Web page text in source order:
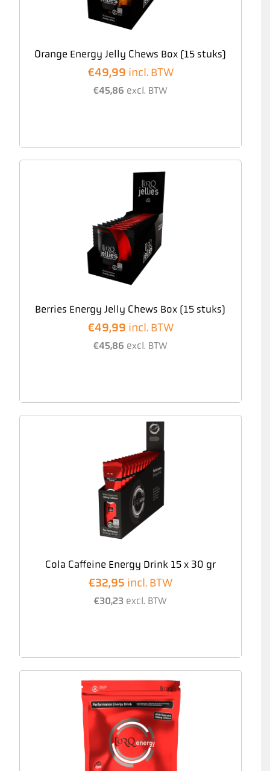
Orange Energy Jelly Chews Box (15 stuks)
€49,99 incl. BTW
€45,86 excl. BTW
Berries Energy Jelly Chews Box (15 stuks)
€49,99 incl. BTW
€45,86 excl. BTW
Cola Caffeine Energy Drink 15 x 30 gr
€32,95 incl. BTW
€30,23 excl. BTW